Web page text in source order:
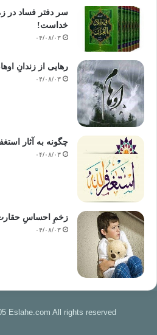
سر دفتر فساد در
خداست‌!
۰۴/۰۸/۰۳
رهایی از زندانِ
۰۴/۰۸/۰۳
چگونه به آثار
۰۴/۰۸/۰۳
زخمِ احساسِ
۰۴/۰۸/۰۳
Eslahe.com All rights reserved